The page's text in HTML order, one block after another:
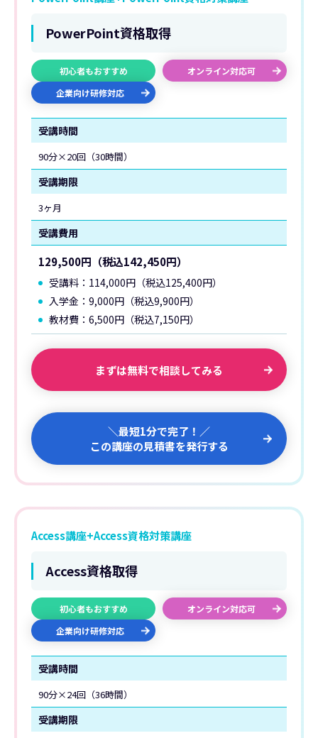
PowerPoint資格取得
初心者もおすすめ
オンライン対応可
企業向け研修対応
受講時間
90分×20回（30時間）
受講期限
3ヶ月
受講費用
129,500円（税込142,450円）
受講料：114,000円（税込125,400円）
入学金：9,000円（税込9,900円）
教材費：6,500円（税込7,150円）
まずは無料で相談してみる
＼最短1分で完了！／
この講座の見積書を発行する
Access講座+Access資格対策講座
Access資格取得
初心者もおすすめ
オンライン対応可
企業向け研修対応
受講時間
90分×24回（36時間）
受講期限